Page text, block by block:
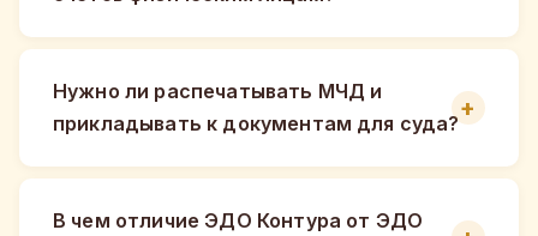
Нужно ли распечатывать МЧД и
прикладывать к документам для суда?
В чем отличие ЭДО Контура от ЭДО